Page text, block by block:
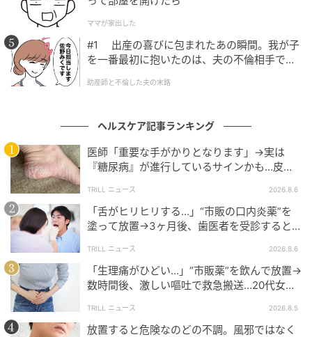
強力にシャットアウトできます。
真夏の炎天下でも木陰の中にいるような涼しさを体感
できるのが、この遮熱性能の実力です。
遮光率、UVカット率共に100％
ママが家出した
#1 出産の喜びに包まれたあの瞬間。我が子
を一番最初に抱いたのは、夫の不倫相手でし
助産師と不倫した夫の末路
ヘルスケア記事ランキング
医師「重要な手がかりとなります」→実は
『糖尿病』が進行しているサインかも…皮膚
TRILL ニュース 2026.8.6
「舌がヒリヒリする…」“市販の口内炎薬”を
塗って放置→3ヶ月後、歯医者を受診すると…
TRILL ニュース 2026.8.6
「生理痛がひどい…」“市販薬”を飲んで放置→
数時間後、激しい嘔吐で救急搬送…20代女性
TRILL ニュース 2026.8.5
放置すると危険なのどの不調。風邪ではなく